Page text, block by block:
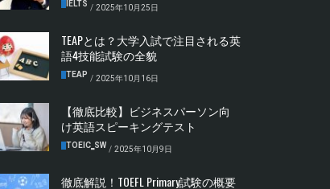
IELTS / 2025年10月25日
TEAPとは？大学入試で注目される英
語4技能試験の全貌
TEAP / 2025年10月16日
【徹底比較】ビジネスパーソン向
け英語スピーキングテスト
TOEIC‗SW / 2025年10月9日
徹底解説！TOEFL Primary試験の概要